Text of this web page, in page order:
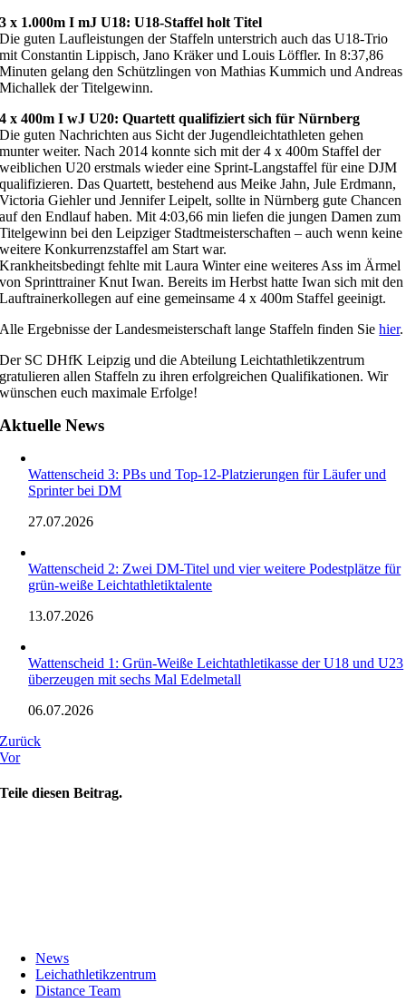
3 x 1.000m I mJ U18: U18-Staffel holt Titel
Die guten Laufleistungen der Staffeln unterstrich auch das U18-Trio
mit Constantin Lippisch, Jano Kräker und Louis Löffler. In 8:37,86
Minuten gelang den Schützlingen von Mathias Kummich und Andreas
Michallek der Titelgewinn.
4 x 400m I wJ U20: Quartett qualifiziert sich für Nürnberg
Die guten Nachrichten aus Sicht der Jugendleichtathleten gehen
munter weiter. Nach 2014 konnte sich mit der 4 x 400m Staffel der
weiblichen U20 erstmals wieder eine Sprint-Langstaffel für eine DJM
qualifizieren. Das Quartett, bestehend aus Meike Jahn, Jule Erdmann,
Victoria Giehler und Jennifer Leipelt, sollte in Nürnberg gute Chancen
auf den Endlauf haben. Mit 4:03,66 min liefen die jungen Damen zum
Titelgewinn bei den Leipziger Stadtmeisterschaften – auch wenn keine
weitere Konkurrenzstaffel am Start war.
Krankheitsbedingt fehlte mit Laura Winter eine weiteres Ass im Ärmel
von Sprinttrainer Knut Iwan. Bereits im Herbst hatte Iwan sich mit den
Lauftrainerkollegen auf eine gemeinsame 4 x 400m Staffel geeinigt.
Alle Ergebnisse der Landesmeisterschaft lange Staffeln finden Siehier.
Der SC DHfK Leipzig und die Abteilung Leichtathletikzentrum
gratulieren allen Staffeln zu ihren erfolgreichen Qualifikationen. Wir
wünschen euch maximale Erfolge!
Aktuelle News
Wattenscheid 3: PBs und Top-12-Platzierungen für Läufer und
Sprinter bei DM
27.07.2026
Wattenscheid 2: Zwei DM-Titel und vier weitere Podestplätze für
grün-weiße Leichtathletiktalente
13.07.2026
Wattenscheid 1: Grün-Weiße Leichtathletikasse der U18 und U23
überzeugen mit sechs Mal Edelmetall
06.07.2026
Zurück
Vor
Teile diesen Beitrag.
News
Leichathletikzentrum
Distance Team